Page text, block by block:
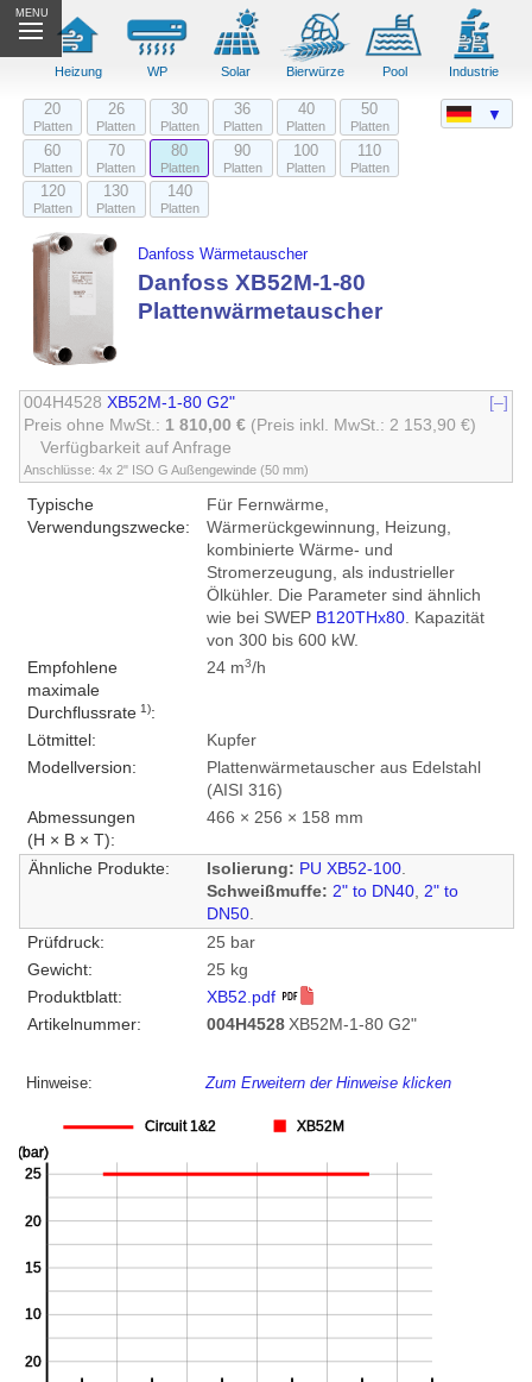
MENU
Heizung WP Solar Bierwürze Pool Industrie
20
Platten
26
Platten
30
Platten
36
Platten
40
Platten
50
Platten
60
Platten
70
Platten
80
Platten
90
Platten
100
Platten
110
Platten
120
Platten
130
Platten
140
Platten
Danfoss Wärmetauscher
Danfoss XB52M-1-80
Plattenwärmetauscher
004H4528 XB52M-1-80 G2"
[–]
Preis ohne MwSt.: 1 810,00 € (Preis inkl. MwSt.: 2 153,90 €)
Verfügbarkeit auf Anfrage
Anschlüsse: 4x 2" ISO G Außengewinde (50 mm)
Typische
Verwendungszwecke:
Für Fernwärme,
Wärmerückgewinnung, Heizung,
kombinierte Wärme- und
Stromerzeugung, als industrieller
Ölkühler. Die Parameter sind ähnlich
wie bei SWEP B120THx80. Kapazität
von 300 bis 600 kW.
Empfohlene
maximale
Durchflussrate 1):
24 m3/h
Lötmittel:
Kupfer
Modellversion:
Plattenwärmetauscher aus Edelstahl
(AISI 316)
Abmessungen
(H × B × T):
466 × 256 × 158 mm
Ähnliche Produkte: Isolierung: PU XB52-100.
Schweißmuffe: 2" to DN40, 2" to
DN50.
Prüfdruck:
25 bar
Gewicht:
25 kg
Produktblatt:
XB52.pdf
Artikelnummer:
004H4528 XB52M-1-80 G2"
Hinweise: Zum Erweitern der Hinweise klicken
▼